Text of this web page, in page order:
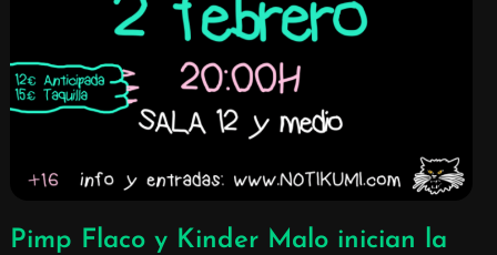
Pimp Flaco y Kinder Malo inician la